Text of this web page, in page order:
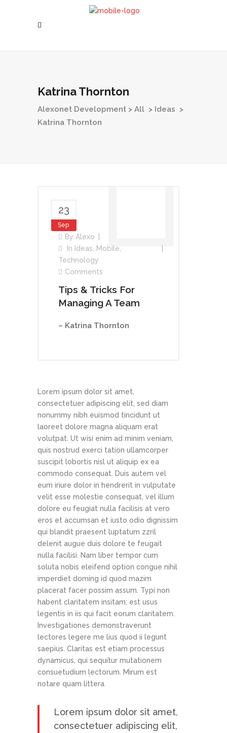
Katrina Thornton
Alexonet Development > All > Ideas >
Katrina Thornton
23
Sep
By Alexo
In Ideas Mobile
Technology
Comments
Tips & Tricks For
Managing A Team
– Katrina Thornton
Lorem ipsum dolor sit amet,
consectetuer adipiscing elit, sed diam
nonummy nibh euismod tincidunt ut
laoreet dolore magna aliquam erat
volutpat. Ut wisi enim ad minim veniam,
quis nostrud exerci tation ullamcorper
suscipit lobortis nisl ut aliquip ex ea
commodo consequat. Duis autem vel
eum iriure dolor in hendrerit in vulputate
velit esse molestie consequat, vel illum
dolore eu feugiat nulla facilisis at vero
eros et accumsan et iusto odio dignissim
qui blandit praesent luptatum zzril
delenit augue duis dolore te feugait
nulla facilisi. Nam liber tempor cum
soluta nobis eleifend option congue nihil
imperdiet doming id quod mazim
placerat facer possim assum. Typi non
habent claritatem insitam; est usus
legentis in iis qui facit eorum claritatem.
Investigationes demonstraverunt
lectores legere me lius quod ii legunt
saepius. Claritas est etiam processus
dynamicus, qui sequitur mutationem
consuetudium lectorum. Mirum est
notare quam littera
Lorem ipsum dolor sit amet,
consectetuer adipiscing elit,